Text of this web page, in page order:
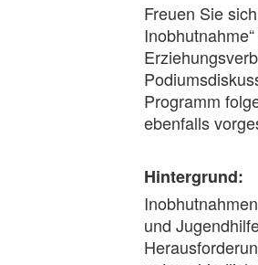
Freuen Sie
Programm
ebenfalls
Hintergrund:
und